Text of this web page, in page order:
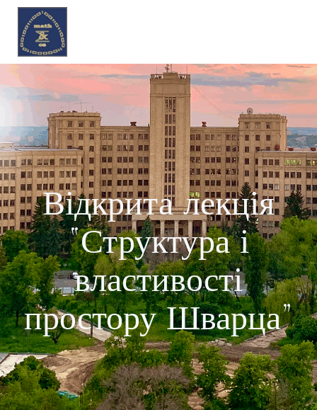
Відкрита лекція
“Структура і
властивості
простору Шварца”